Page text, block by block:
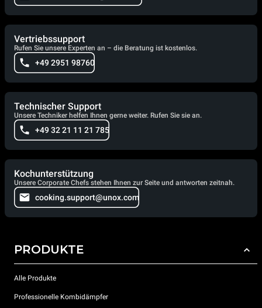
Vertriebssupport
Rufen Sie unsere Experten an – die Beratung ist kostenlos.
+49 2951 98760
Technischer Support
Unsere Techniker helfen Ihnen gerne weiter. Rufen Sie sie an.
+49 32 21 11 21 785
Kochunterstützung
Unsere Corporate Chefs stehen Ihnen zur Seite und antworten zeitnah.
cooking.support@unox.com
PRODUKTE
Alle Produkte
Professionelle Kombidämpfer